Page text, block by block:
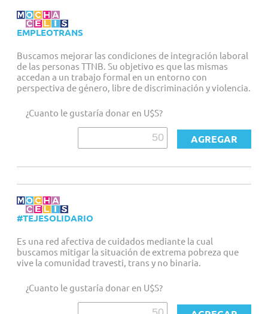
EMPLEOTRANS
Buscamos mejorar las condiciones de integración laboral
de las personas TTNB. Su objetivo es que las mismas
accedan a un trabajo formal en un entorno con
perspectiva de género, libre de discriminación y violencia.
¿Cuanto le gustaría donar en U$S?
#TEJESOLIDARIO
Es una red afectiva de cuidados mediante la cual
buscamos mitigar la situación de extrema pobreza que
vive la comunidad travesti, trans y no binaria.
¿Cuanto le gustaría donar en U$S?